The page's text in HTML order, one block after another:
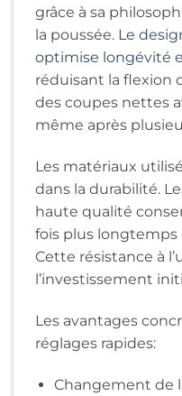
grâce à sa
la poussée. Le
optimise longévité
réduisant la flexion
des coupes nettes
même après
Les matériaux
dans la durabilité.
haute qualité
fois plus longtemps
Cette résistance à
l’investissement
Les avantages
réglages rapides:
Changement de